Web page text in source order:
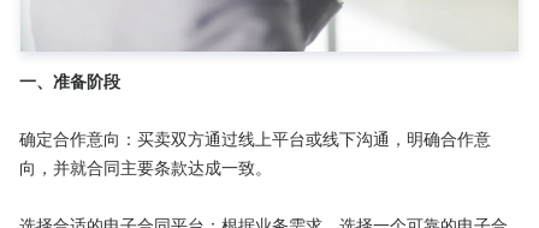
一、准备阶段
确定合作意向：买卖双方通过线上平台或线下沟通，明确合作意
向，并就合同主要条款达成一致。